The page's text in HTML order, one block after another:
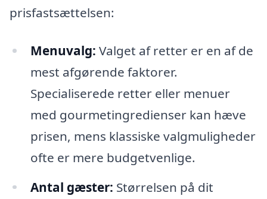
prisfastsættelsen:
Menuvalg: Valget af retter er en af de
mest afgørende faktorer.
Specialiserede retter eller menuer
med gourmetingredienser kan hæve
prisen, mens klassiske valgmuligheder
ofte er mere budgetvenlige.
Antal gæster: Størrelsen på dit